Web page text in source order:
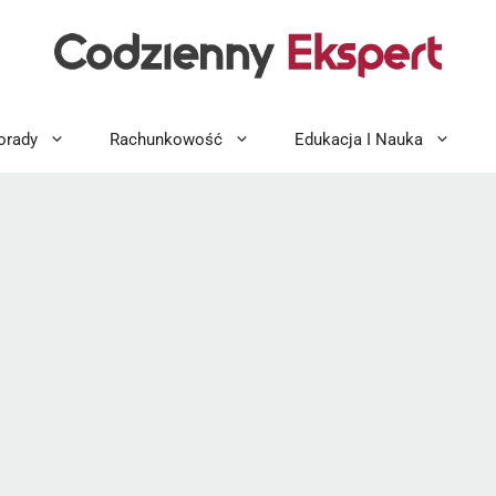
Rachunkowość Edukacja I Nauka